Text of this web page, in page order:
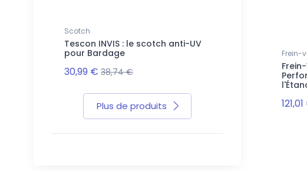
Scotch
Tescon INVIS : le scotch anti-UV
pour Bardage
30,99 € 38,74 €
Plus de produits
Frein-